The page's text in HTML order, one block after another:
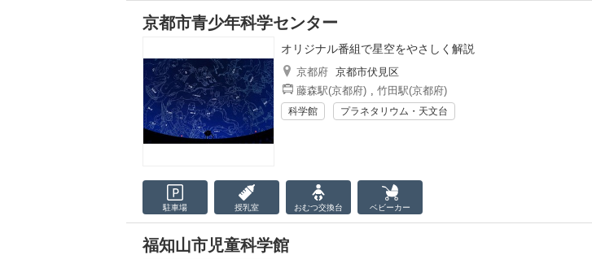
京都市青少年科学センター
オリジナル番組で星空をやさしく解説
京都府 京都市伏見区
藤森駅(京都府) , 竹田駅(京都府)
科学館 プラネタリウム・天文台
駐車場 授乳室 おむつ交換台 ベビーカー
福知山市児童科学館